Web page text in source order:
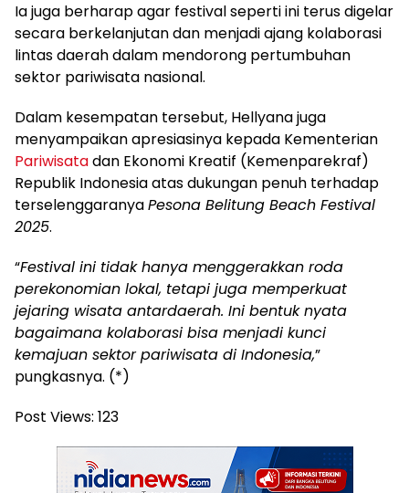
Ia juga berharap agar festival seperti ini terus digelar
secara berkelanjutan dan menjadi ajang kolaborasi
lintas daerah dalam mendorong pertumbuhan
sektor pariwisata nasional.
Dalam kesempatan tersebut, Hellyana juga
menyampaikan apresiasinya kepada Kementerian
Pariwisatadan Ekonomi Kreatif (Kemenparekraf)
Republik Indonesia atas dukungan penuh terhadap
terselenggaranyaPesona Belitung Beach Festival
2025.
“Festival ini tidak hanya menggerakkan roda
perekonomian lokal, tetapi juga memperkuat
jejaring wisata antardaerah. Ini bentuk nyata
bagaimana kolaborasi bisa menjadi kunci
kemajuan sektor pariwisata di Indonesia,”
pungkasnya. (*)
Post Views: 123